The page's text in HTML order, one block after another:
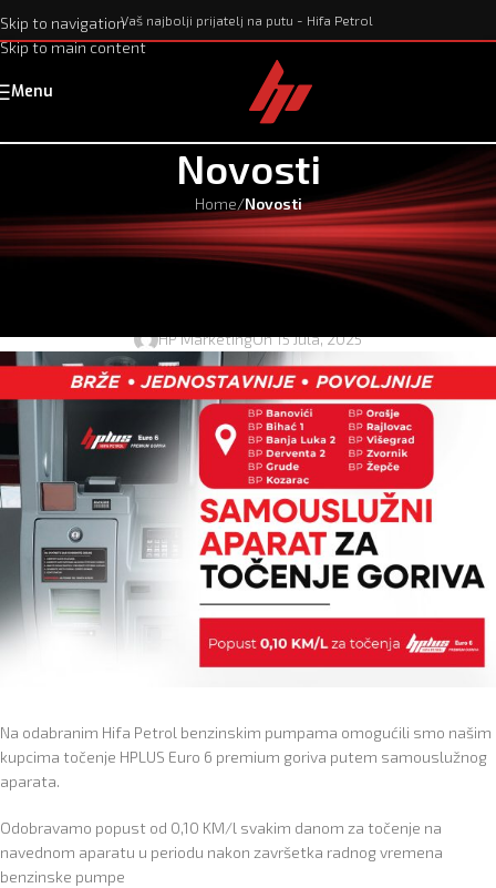
Skip to navigation
Skip to main content
Vaš najbolji prijatelj na putu - Hifa Petrol
Menu
Novosti
Home/Novosti
NOVOSTI
Ostvarite popust od 0,10 KM/l za
točenje na samouslužnom aparatu
HP MarketingOn 15 Jula, 2025
Na odabranim Hifa Petrol benzinskim pumpama omogućili smo našim
kupcima točenje HPLUS Euro 6 premium goriva putem samouslužnog
aparata.
Odobravamo popust od 0,10 KM/l svakim danom za točenje na
navednom aparatu u periodu nakon završetka radnog vremena
benzinske pumpe